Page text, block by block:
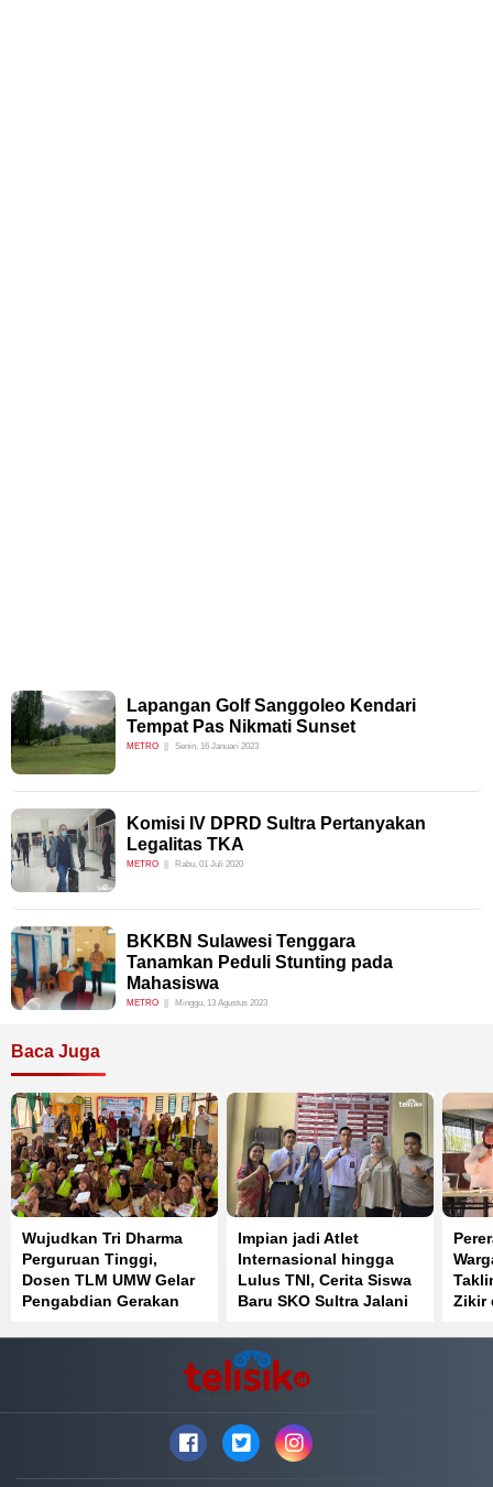
Lapangan Golf Sanggoleo Kendari
Tempat Pas Nikmati Sunset
METRO Senin, 16 Januari 2023
Komisi IV DPRD Sultra Pertanyakan
Legalitas TKA
METRO Rabu, 01 Juli 2020
BKKBN Sulawesi Tenggara
Tanamkan Peduli Stunting pada
Mahasiswa
METRO Minggu, 13 Agustus 2023
Baca Juga
Wujudkan Tri Dharma
Perguruan Tinggi,
Dosen TLM UMW Gelar
Pengabdian Gerakan
Muara Sampara
Impian jadi Atlet
Internasional hingga
Lulus TNI, Cerita Siswa
Baru SKO Sultra Jalani
Zikir